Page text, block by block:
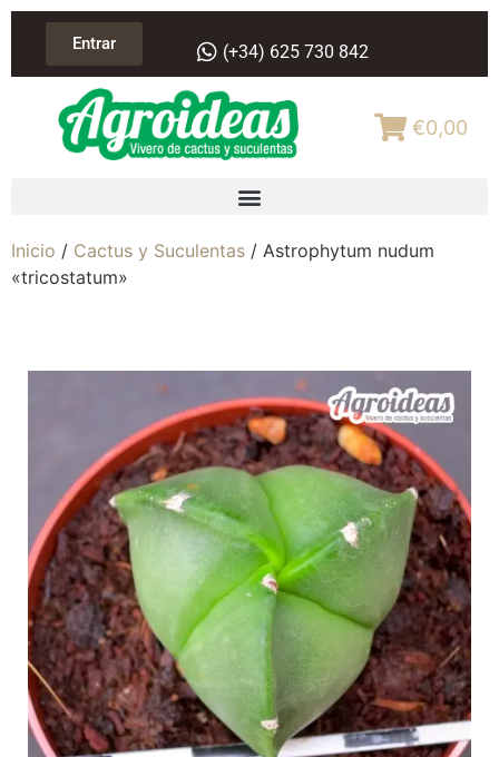
Entrar (+34) 625 730 842
€0,00
Inicio / Cactus y Suculentas / Astrophytum nudum
«tricostatum»